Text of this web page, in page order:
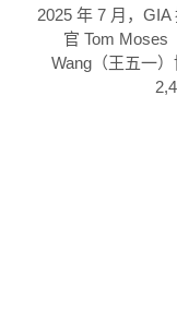
2025 年 7 月，
官 Tom Moses
Wang（王五一